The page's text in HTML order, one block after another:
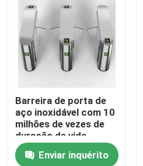
Casa
Produtos
Barreira de porta de
aço inoxidável com 10
milhões de vezes de
duração de vida
Velocidade 0,2 s /
pessoaEnviar inquérito